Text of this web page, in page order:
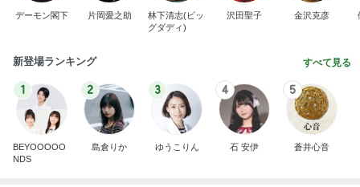
デーモン閣下 片岡愛之助
林下清志(ビッ
グダディ)
沢田聖子 金沢克彦
新登場ランキング すべて見る
1
BEYOOOOO
NDS
2
島倉りか
3
ゆうこりん
4
石 安伊
5
蒼井心音